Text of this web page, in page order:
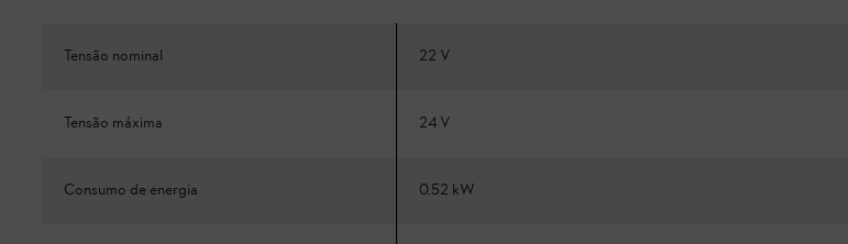
Tensão nominal 22 V
Tensão máxima 24 V
Consumo de energia 0.52 kW